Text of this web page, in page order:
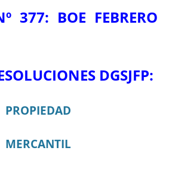
377: BOE FEBRERO
DGSJFP:
PROPIEDAD
MERCANTIL